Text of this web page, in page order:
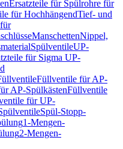
Ersatzteile für Spülrohre für
für HochhängendTief- und
ManschettenNippel,
SpülventileUP-
für Sigma UP-
Füllventile für AP-
AP-SpülkästenFüllventile
für UP-
Spül-Stopp-
1-Mengen-
2-Mengen-